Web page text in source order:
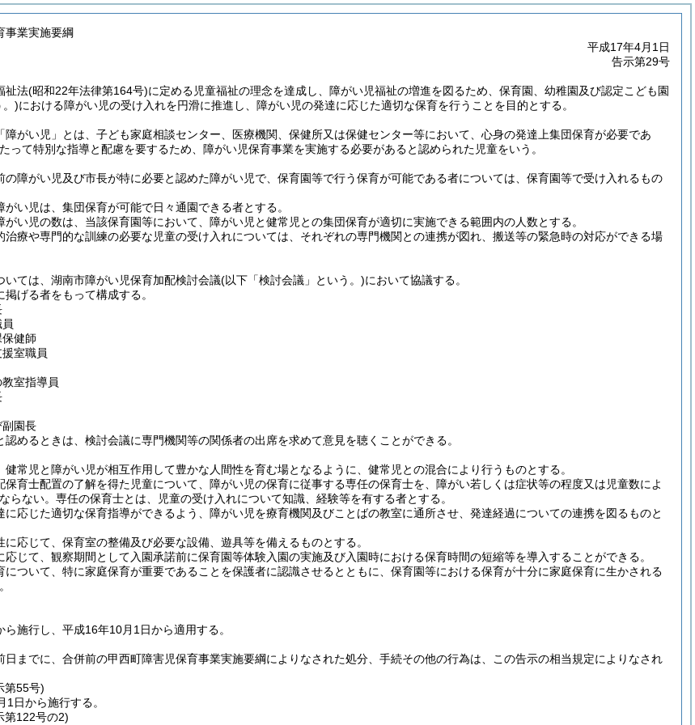
事業実施要綱
平成17年4月1日
告示第29号
祉法(昭和22年法律第164号)に定める児童福祉の理念を達成し、障がい児福祉の増進を図るため、保育園、幼稚園及び認定こども園
。)における障がい児の受け入れを円滑に推進し、障がい児の発達に応じた適切な保育を行うことを目的とする。
障がい児」とは、子ども家庭相談センター、医療機関、保健所又は保健センター等において、心身の発達上集団保育が必要であ
って特別な指導と配慮を要するため、障がい児保育事業を実施する必要があると認められた児童をいう。
の障がい児及び市長が特に必要と認めた障がい児で、保育園等で行う保育が可能である者については、保育園等で受け入れるもの
い児は、集団保育が可能で日々通園できる者とする。
い児の数は、当該保育園等において、障がい児と健常児との集団保育が適切に実施できる範囲内の人数とする。
治療や専門的な訓練の必要な児童の受け入れについては、それぞれの専門機関との連携が図れ、搬送等の緊急時の対応ができる場
いては、湖南市障がい児保育加配検討会議(以下「検討会議」という。)において協議する。
掲げる者をもって構成する。
健師
室職員
室指導員
園長
めるときは、検討会議に専門機関等の関係者の出席を求めて意見を聴くことができる。
健常児と障がい児が相互作用して豊かな人間性を育む場となるように、健常児との混合により行うものとする。
保育士配置の了解を得た児童について、障がい児の保育に従事する専任の保育士を、障がい若しくは症状等の程度又は児童数によ
らない。専任の保育士とは、児童の受け入れについて知識、経験等を有する者とする。
に応じた適切な保育指導ができるよう、障がい児を療育機関及びことばの教室に通所させ、発達経過についての連携を図るものと
応じて、保育室の整備及び必要な設備、遊具等を備えるものとする。
じて、観察期間として入園承諾前に保育園等体験入園の実施及び入園時における保育時間の短縮等を導入することができる。
について、特に家庭保育が重要であることを保護者に認識させるとともに、保育園等における保育が十分に家庭保育に生かされる
施行し、平成16年10月1日から適用する。
日までに、合併前の甲西町障害児保育事業実施要綱によりなされた処分、手続その他の行為は、この告示の相当規定によりなされ
第55号)
日から施行する。
第122号の2)